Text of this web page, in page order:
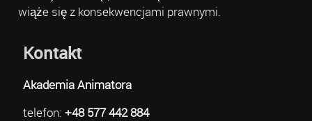
wiąże się z konsekwencjami prawnymi.
Kontakt
Akademia Animatora
telefon: +48 577 442 884